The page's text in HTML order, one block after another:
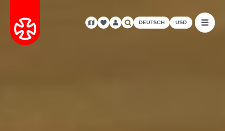
DEUTSCH USD